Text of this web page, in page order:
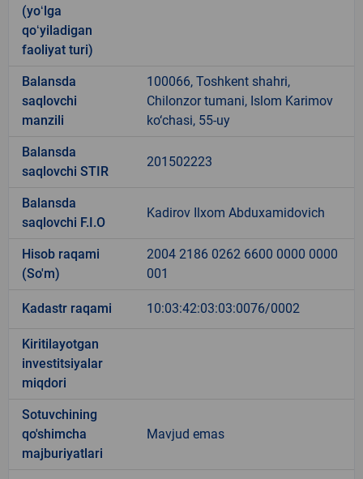
(yoʻlga
qoʻyiladigan
faoliyat turi)
Balansda
saqlovchi
manzili
100066, Toshkent shahri,
Chilonzor tumani, Islom Karimov
ko‘chasi, 55-uy
Balansda
saqlovchi STIR
201502223
Balansda
saqlovchi F.I.O
Kadirov Ilxom Abduxamidovich
Hisob raqami
(So'm)
2004 2186 0262 6600 0000 0000
001
Kadastr raqami 10:03:42:03:03:0076/0002
Kiritilayotgan
investitsiyalar
miqdori
Sotuvchining
qo'shimcha
majburiyatlari
Mavjud emas